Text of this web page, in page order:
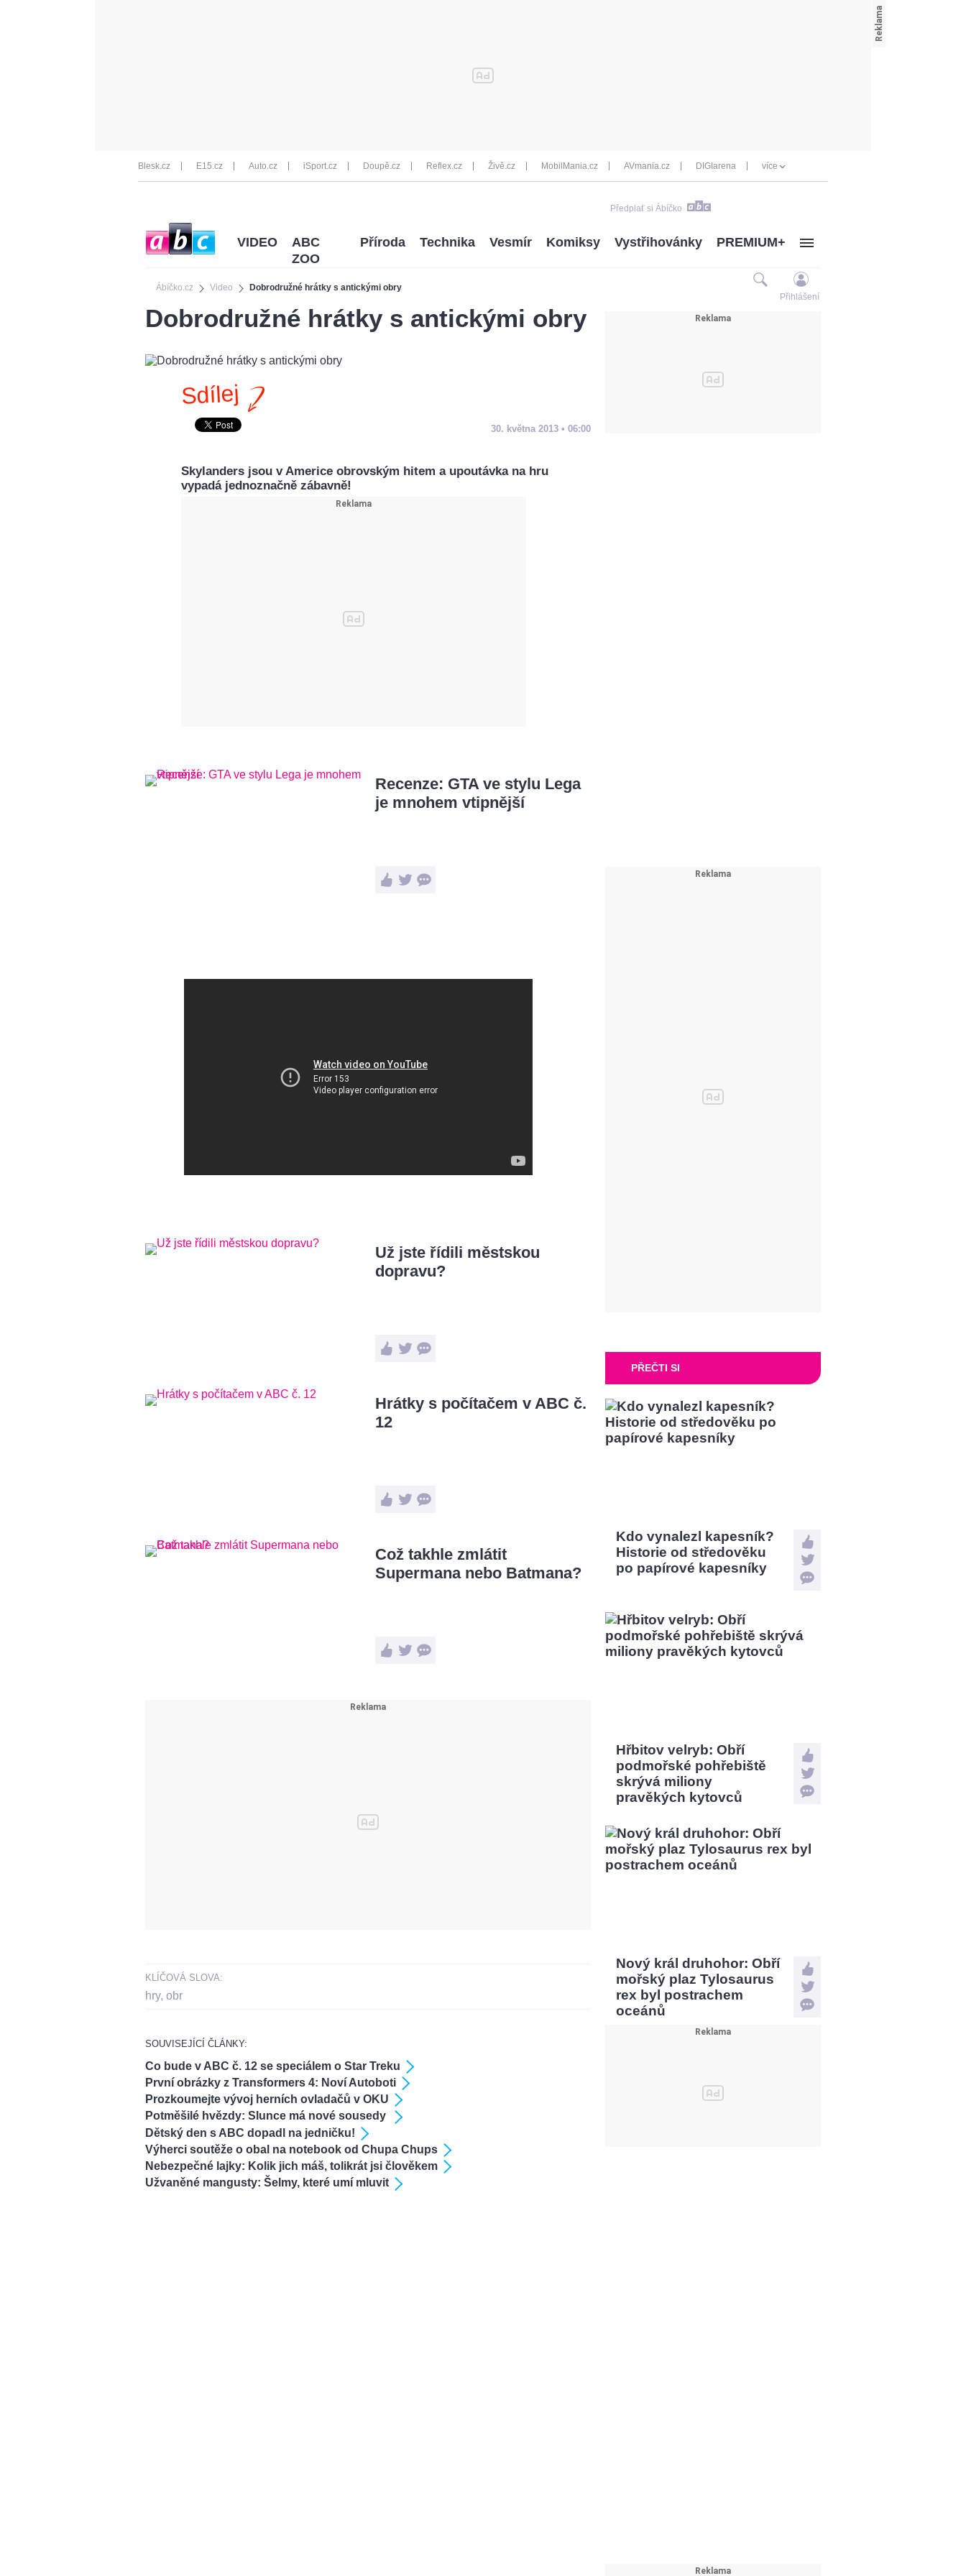
Blesk.cz E15.cz Auto.cz iSport.cz Doupě.cz Reflex.cz Živě.cz MobilMania.cz AVmania.cz DIGIarena více
Předplať si Ábíčko
Ábíčko.cz Video Dobrodružné hrátky s antickými obry
VIDEO
ABC
ZOO
Příroda Technika Vesmír Komiksy Vystřihovánky PREMIUM+
Přihlášení
Dobrodružné hrátky s antickými obry
Sdílej
30. května 2013 • 06:00
Skylanders jsou v Americe obrovským hitem a upoutávka na hru
vypadá jednoznačně zábavně!
Recenze: GTA ve stylu Lega
je mnohem vtipnější
Už jste řídili městskou
dopravu?
Hrátky s počítačem v ABC č.
12
Což takhle zmlátit
Supermana nebo Batmana?
KLÍČOVÁ SLOVA:
hry, obr
SOUVISEJÍCÍ ČLÁNKY:
Co bude v ABC č. 12 se speciálem o Star Treku
První obrázky z Transformers 4: Noví Autoboti
Prozkoumejte vývoj herních ovladačů v OKU
Potměšilé hvězdy: Slunce má nové sousedy
Dětský den s ABC dopadl na jedničku!
Výherci soutěže o obal na notebook od Chupa Chups
Nebezpečné lajky: Kolik jich máš, tolikrát jsi člověkem
Užvaněné mangusty: Šelmy, které umí mluvit
PŘEČTI SI
Kdo vynalezl kapesník?
Historie od středověku
po papírové kapesníky
Hřbitov velryb: Obří
podmořské pohřebiště
skrývá miliony
pravěkých kytovců
Nový král druhohor: Obří
mořský plaz Tylosaurus
rex byl postrachem
oceánů